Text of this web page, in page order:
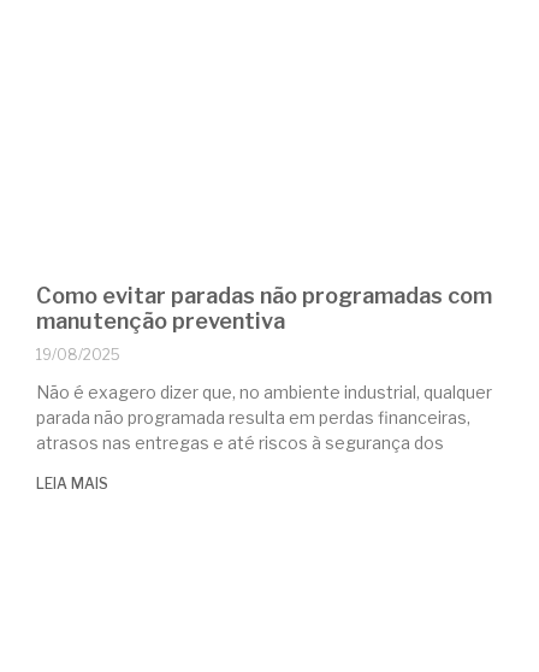
Como evitar paradas não programadas com
manutenção preventiva
19/08/2025
Não é exagero dizer que, no ambiente industrial, qualquer
parada não programada resulta em perdas financeiras,
atrasos nas entregas e até riscos à segurança dos
LEIA MAIS